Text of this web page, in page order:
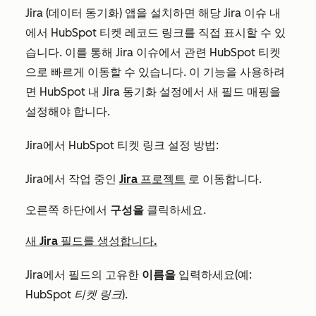
Jira (데이터 동기화) 앱을 설치하면 해당 Jira 이슈 내
에서 HubSpot 티켓 레코드 링크를 직접 표시할 수 있
습니다. 이를 통해 Jira 이슈에서 관련 HubSpot 티켓
으로 빠르게 이동할 수 있습니다. 이 기능을 사용하려
면 HubSpot 내 Jira 동기화 설정에서 새 필드 매핑을
설정해야 합니다.
Jira에서 HubSpot 티켓 링크 설정 방법:
Jira에서 작업 중인 Jira 프로젝트 로 이동합니다.
오른쪽 하단에서 구성을 클릭하세요.
새 Jira 필드를 생성합니다.
Jira에서 필드의 고유한 이름을 입력하세요(예:
HubSpot 티켓 링크).